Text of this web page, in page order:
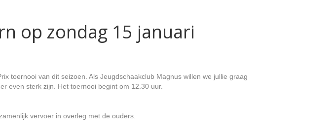
op zondag 15 januari
toernooi van dit seizoen. Als Jeugdschaakclub Magnus willen we jullie graag
even sterk zijn. Het toernooi begint om 12.30 uur.
vervoer in overleg met de ouders.